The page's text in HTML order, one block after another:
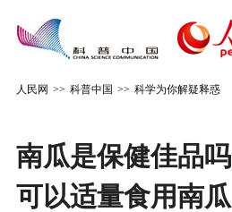
人民网 >> 科普中国 >> 科学为你解疑释惑
南瓜是保健佳品
可以适量食用南瓜